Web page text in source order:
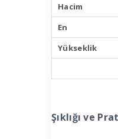
Hacim
En
Yükseklik
Şıklığı ve